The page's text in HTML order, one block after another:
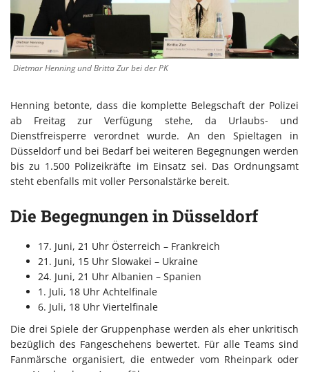
Dietmar Henning und Britta Zur bei der PK
Henning betonte, dass die komplette Belegschaft der Polizei
ab Freitag zur Verfügung stehe, da Urlaubs- und
Dienstfreisperre verordnet wurde. An den Spieltagen in
Düsseldorf und bei Bedarf bei weiteren Begegnungen werden
bis zu 1.500 Polizeikräfte im Einsatz sei. Das Ordnungsamt
steht ebenfalls mit voller Personalstärke bereit.
Die Begegnungen in Düsseldorf
17. Juni, 21 Uhr Österreich – Frankreich
21. Juni, 15 Uhr Slowakei – Ukraine
24. Juni, 21 Uhr Albanien – Spanien
1. Juli, 18 Uhr Achtelfinale
6. Juli, 18 Uhr Viertelfinale
Die drei Spiele der Gruppenphase werden als eher unkritisch
bezüglich des Fangeschehens bewertet. Für alle Teams sind
Fanmärsche organisiert, die entweder vom Rheinpark oder